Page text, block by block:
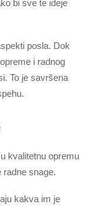
bi sve te ideje
posla. Dok
i radnog
To je savršena
kvalitetnu opremu
snage.
kakva im je